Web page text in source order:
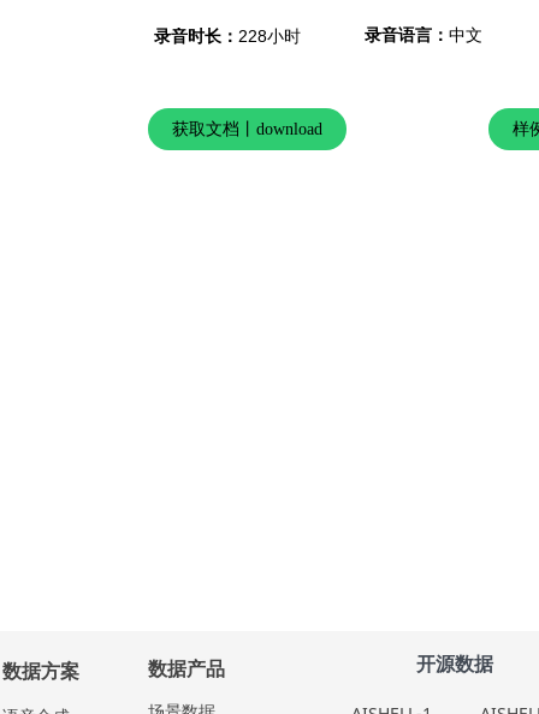
录音语言： 中文
获取文档丨download 样
录音时长： 228小时
数据方案 数据产品 开源数据